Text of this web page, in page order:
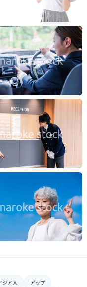
ジア人
アップ